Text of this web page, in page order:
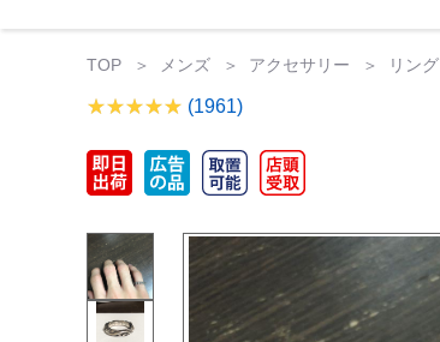
TOP メンズ アクセサリー リング
(1961)